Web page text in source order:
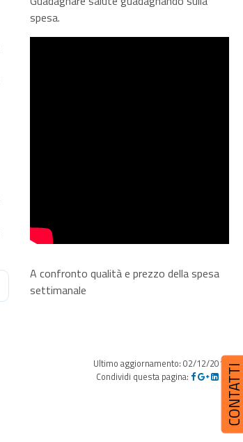
spesa.
A confronto qualità e prezzo della spesa
settimanale
Ultimo aggiornamento: 02/12/2018
Condividi questa pagina: